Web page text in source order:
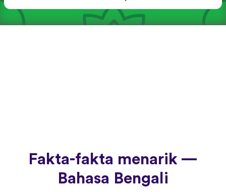
Fakta-fakta menarik —
Bahasa Bengali